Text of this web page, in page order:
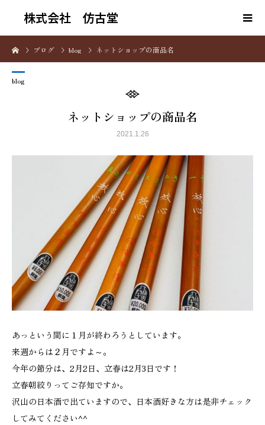
株式会社 仿古堂
ブログ blog ネットショップの商品名
blog
ネットショップの商品名
2021.1.26
あっという間に１月が終わろうとしています。
来週からは２月ですよ～。
今年の節分は、2月2日、立春は2月3日です！
立春朝絞りってご存知ですか。
沢山の日本酒で出ていますので、日本酒好きな方は是非チェック
してみてください^^